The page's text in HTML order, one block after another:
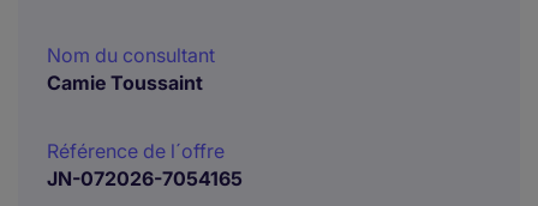
Nom du consultant
Camie Toussaint
Référence de l´offre
JN-072026-7054165